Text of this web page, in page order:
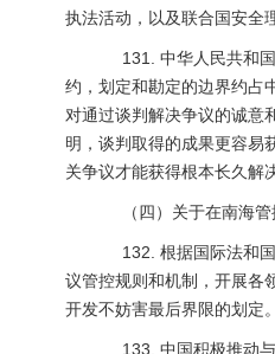
执法活动，以及联合国安全
131. 中华人民共和国
约，划定和勘定的边界约占
对通过谈判解决争议的诚意
明，谈判取得的成果更容易
关争议才能获得根本长久解
（四）关于在南海管
132. 根据国际法和国
议管控规则和机制，开展各
开发不妨害最后界限的划定。
133. 中国积极推动与